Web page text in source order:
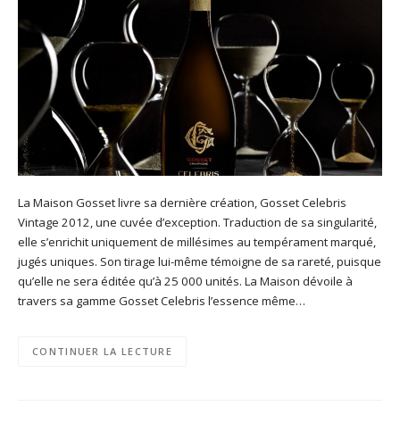
La Maison Gosset livre sa dernière création, Gosset Celebris
Vintage 2012, une cuvée d’exception. Traduction de sa singularité,
elle s’enrichit uniquement de millésimes au tempérament marqué,
jugés uniques. Son tirage lui-même témoigne de sa rareté, puisque
qu’elle ne sera éditée qu’à 25 000 unités. La Maison dévoile à
travers sa gamme Gosset Celebris l’essence même…
CONTINUER LA LECTURE